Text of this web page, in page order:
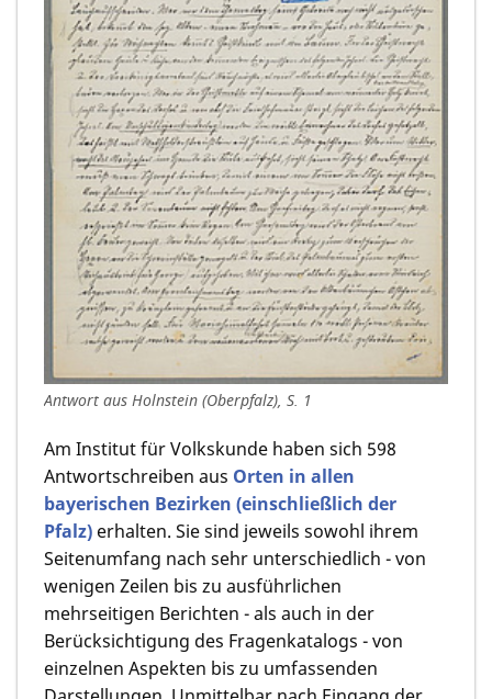
Antwort aus Holnstein (Oberpfalz), S. 1
Am Institut für Volkskunde haben sich 598
Antwortschreiben aus Orten in allen
bayerischen Bezirken (einschließlich der
Pfalz) erhalten. Sie sind jeweils sowohl ihrem
Seitenumfang nach sehr unterschiedlich - von
wenigen Zeilen bis zu ausführlichen
mehrseitigen Berichten - als auch in der
Berücksichtigung des Fragenkatalogs - von
einzelnen Aspekten bis zu umfassenden